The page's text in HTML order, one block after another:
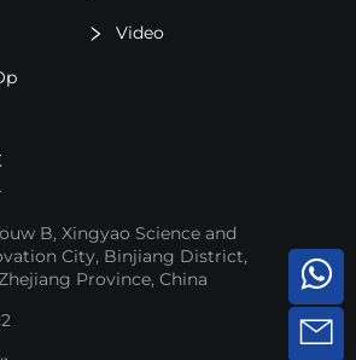
Video
B, Xingyao Science and
City, Binjiang District,
Province, China